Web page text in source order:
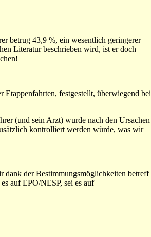
betrug 43,9 %, ein wesentlich geringerer
Literatur beschrieben wird, ist er doch
Etappenfahrten, festgestellt, überwiegend bei
(und sein Arzt) wurde nach den Ursachen
kontrolliert werden würde, was wir
dank der Bestimmungsmöglichkeiten betreff
auf EPO/NESP, sei es auf